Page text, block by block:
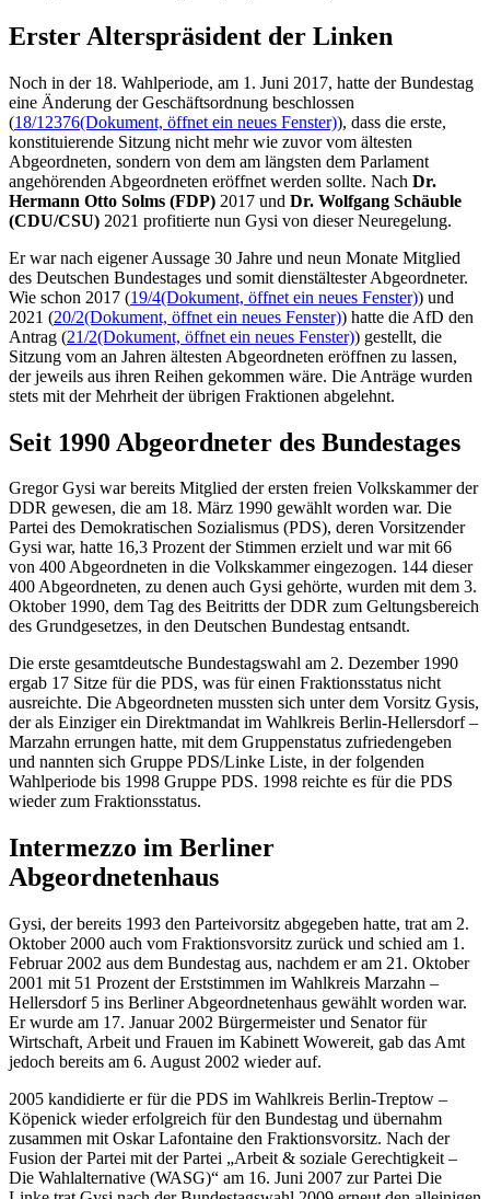
Erster Alterspräsident der Linken
Noch in der 18. Wahlperiode, am 1. Juni 2017, hatte der Bundestag
eine Änderung der Geschäftsordnung beschlossen
(18/12376(Dokument, öffnet ein neues Fenster)), dass die erste,
konstituierende Sitzung nicht mehr wie zuvor vom ältesten
Abgeordneten, sondern von dem am längsten dem Parlament
angehörenden Abgeordneten eröffnet werden sollte. Nach Dr.
Hermann Otto Solms (FDP) 2017 und Dr. Wolfgang Schäuble
(CDU/CSU) 2021 profitierte nun Gysi von dieser Neuregelung.
Er war nach eigener Aussage 30 Jahre und neun Monate Mitglied
des Deutschen Bundestages und somit dienstältester Abgeordneter.
Wie schon 2017 (19/4(Dokument, öffnet ein neues Fenster)) und
2021 (20/2(Dokument, öffnet ein neues Fenster)) hatte die AfD den
Antrag (21/2(Dokument, öffnet ein neues Fenster)) gestellt, die
Sitzung vom an Jahren ältesten Abgeordneten eröffnen zu lassen,
der jeweils aus ihren Reihen gekommen wäre. Die Anträge wurden
stets mit der Mehrheit der übrigen Fraktionen abgelehnt.
Seit 1990 Abgeordneter des Bundestages
Gregor Gysi war bereits Mitglied der ersten freien Volkskammer der
DDR gewesen, die am 18. März 1990 gewählt worden war. Die
Partei des Demokratischen Sozialismus (PDS), deren Vorsitzender
Gysi war, hatte 16,3 Prozent der Stimmen erzielt und war mit 66
von 400 Abgeordneten in die Volkskammer eingezogen. 144 dieser
400 Abgeordneten, zu denen auch Gysi gehörte, wurden mit dem 3.
Oktober 1990, dem Tag des Beitritts der DDR zum Geltungsbereich
des Grundgesetzes, in den Deutschen Bundestag entsandt.
Die erste gesamtdeutsche Bundestagswahl am 2. Dezember 1990
ergab 17 Sitze für die PDS, was für einen Fraktionsstatus nicht
ausreichte. Die Abgeordneten mussten sich unter dem Vorsitz Gysis,
der als Einziger ein Direktmandat im Wahlkreis Berlin-Hellersdorf –
Marzahn errungen hatte, mit dem Gruppenstatus zufriedengeben
und nannten sich Gruppe PDS/Linke Liste, in der folgenden
Wahlperiode bis 1998 Gruppe PDS. 1998 reichte es für die PDS
wieder zum Fraktionsstatus.
Intermezzo im Berliner
Abgeordnetenhaus
Gysi, der bereits 1993 den Parteivorsitz abgegeben hatte, trat am 2.
Oktober 2000 auch vom Fraktionsvorsitz zurück und schied am 1.
Februar 2002 aus dem Bundestag aus, nachdem er am 21. Oktober
2001 mit 51 Prozent der Erststimmen im Wahlkreis Marzahn –
Hellersdorf 5 ins Berliner Abgeordnetenhaus gewählt worden war.
Er wurde am 17. Januar 2002 Bürgermeister und Senator für
Wirtschaft, Arbeit und Frauen im Kabinett Wowereit, gab das Amt
jedoch bereits am 6. August 2002 wieder auf.
2005 kandidierte er für die PDS im Wahlkreis Berlin-Treptow –
Köpenick wieder erfolgreich für den Bundestag und übernahm
zusammen mit OskarLafontaine den Fraktionsvorsitz. Nach der
Fusion der Partei mit der Partei „Arbeit & soziale Gerechtigkeit –
Die Wahlalternative (WASG)“ am 16. Juni 2007 zur Partei Die